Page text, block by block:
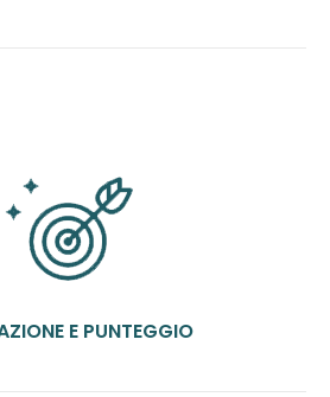
E PUNTEGGIO